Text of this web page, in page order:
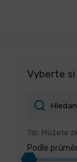
Vyberte
Tip: Můžete
Podle